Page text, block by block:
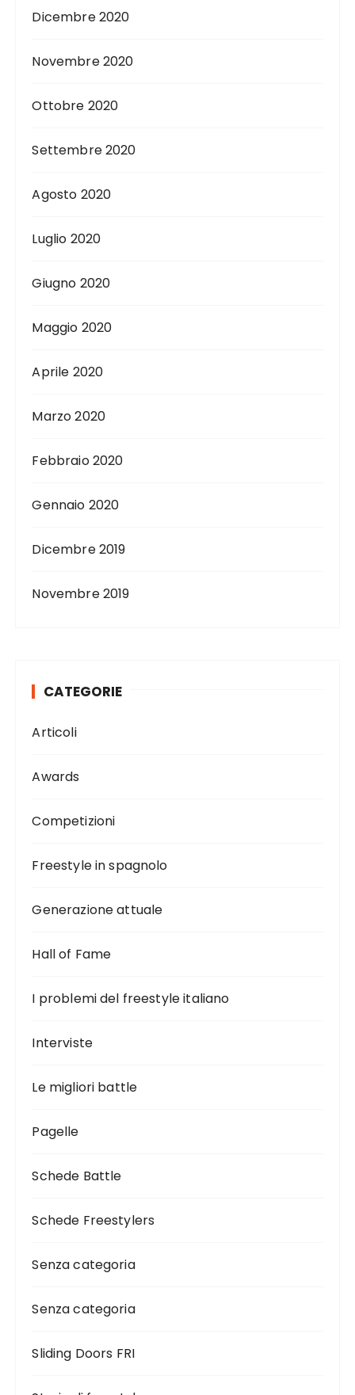
Dicembre 2020
Novembre 2020
Ottobre 2020
Settembre 2020
Agosto 2020
Luglio 2020
Giugno 2020
Maggio 2020
Aprile 2020
Marzo 2020
Febbraio 2020
Gennaio 2020
Dicembre 2019
Novembre 2019
CATEGORIE
Articoli
Awards
Competizioni
Freestyle in spagnolo
Generazione attuale
Hall of Fame
I problemi del freestyle italiano
Interviste
Le migliori battle
Pagelle
Schede Battle
Schede Freestylers
Senza categoria
Senza categoria
Sliding Doors FRI